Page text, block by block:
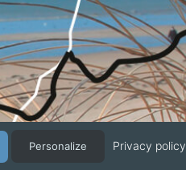
Personalize Privacy policy